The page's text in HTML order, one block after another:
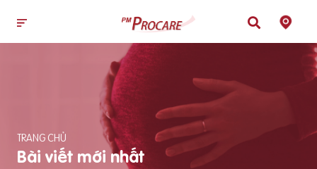
TRANG CHỦ
Bài viết mới nhất